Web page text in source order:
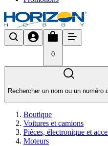
0
Rechercher un nom ou un numéro
Boutique
Voitures et camions
Pièces, électronique et
Moteurs